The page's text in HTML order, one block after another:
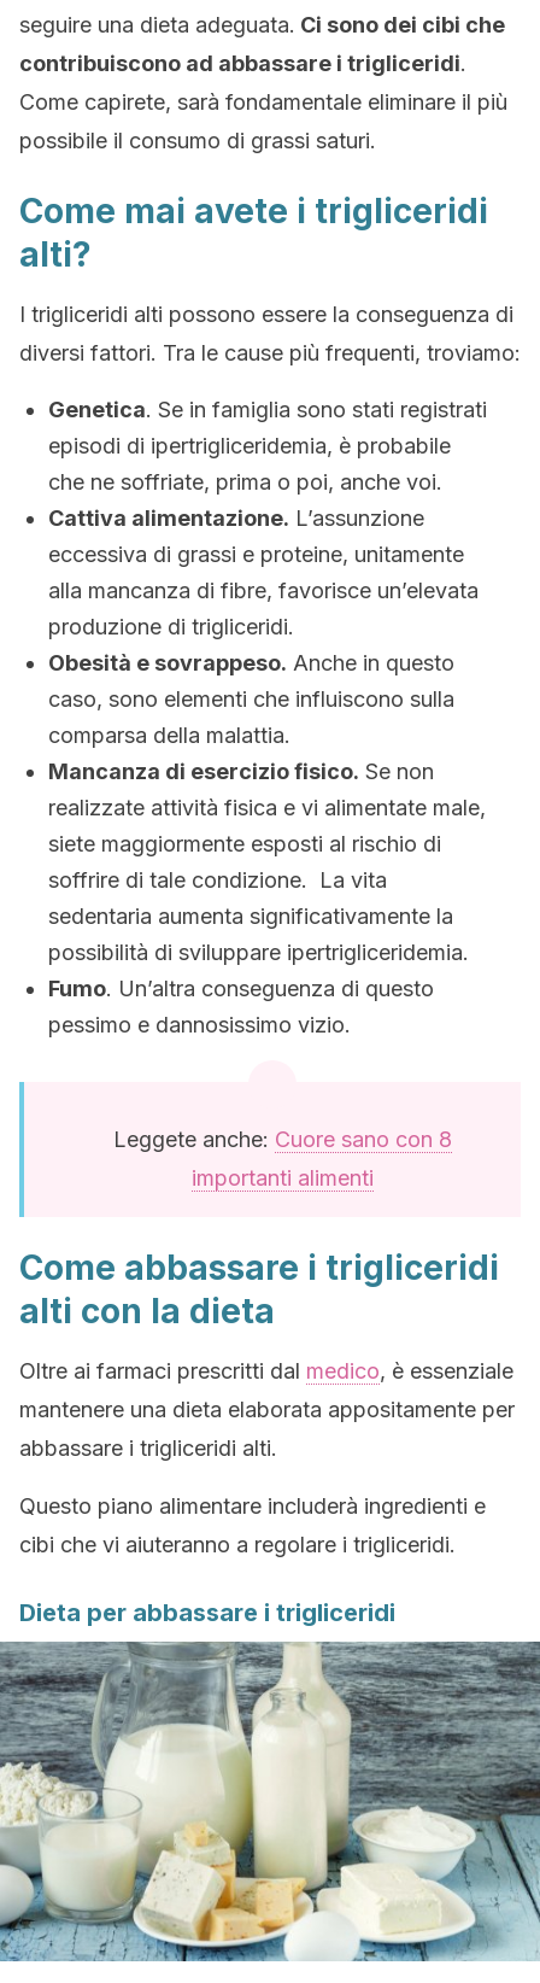
seguire una dieta adeguata. Ci sono dei cibi che
contribuiscono ad abbassare i trigliceridi.
Come capirete, sarà fondamentale eliminare il più
possibile il consumo di grassi saturi.
Come mai avete i trigliceridi
alti?
I trigliceridi alti possono essere la conseguenza di
diversi fattori. Tra le cause più frequenti, troviamo:
Genetica. Se in famiglia sono stati registrati
episodi di ipertrigliceridemia, è probabile
che ne soffriate, prima o poi, anche voi.
Cattiva alimentazione. L’assunzione
eccessiva di grassi e proteine, unitamente
alla mancanza di fibre, favorisce un’elevata
produzione di trigliceridi.
Obesità e sovrappeso. Anche in questo
caso, sono elementi che influiscono sulla
comparsa della malattia.
Mancanza di esercizio fisico. Se non
realizzate attività fisica e vi alimentate male,
siete maggiormente esposti al rischio di
soffrire di tale condizione. La vita
sedentaria aumenta significativamente la
possibilità di sviluppare ipertrigliceridemia.
Fumo. Un’altra conseguenza di questo
pessimo e dannosissimo vizio.
Leggete anche: Cuore sano con 8
importanti alimenti
Come abbassare i trigliceridi
alti con la dieta
Oltre ai farmaci prescritti dal medico, è essenziale
mantenere una dieta elaborata appositamente per
abbassare i trigliceridi alti.
Questo piano alimentare includerà ingredienti e
cibi che vi aiuteranno a regolare i trigliceridi.
Dieta per abbassare i trigliceridi